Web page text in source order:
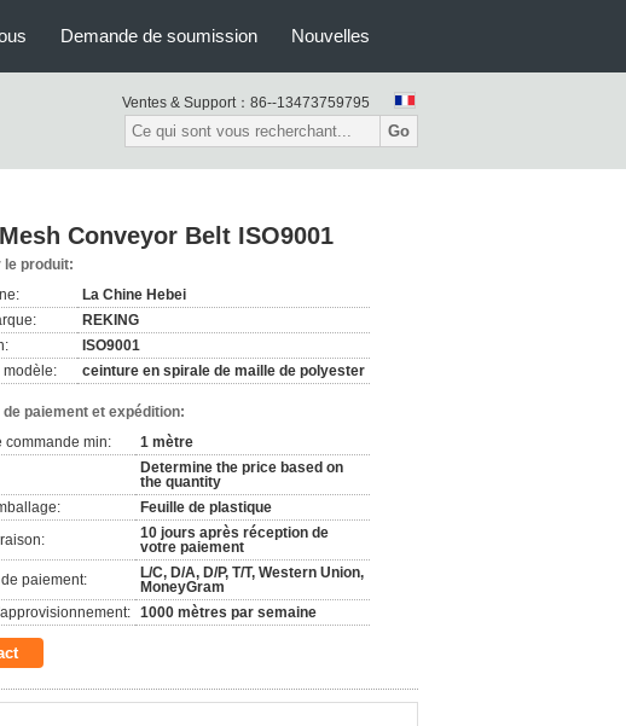
Demande de soumission Nouvelles
Ventes & Support： 86--13473759795
Go
Conveyor Belt ISO9001
le produit:
La Chine Hebei
REKING
ISO9001
modèle:
ceinture en spirale de maille de polyester
paiement et expédition:
commande min:
1 mètre
Determine the price based on
the quantity
Feuille de plastique
10 jours après réception de
votre paiement
paiement:
L/C, D/A, D/P, T/T, Western Union,
MoneyGram
1000 mètres par semaine